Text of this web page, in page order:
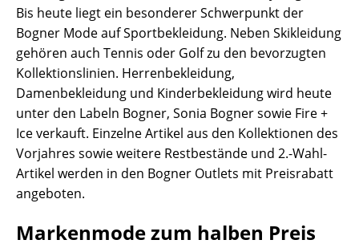
Bis heute liegt ein besonderer Schwerpunkt der
Bogner Mode auf Sportbekleidung. Neben Skikleidung
gehören auch Tennis oder Golf zu den bevorzugten
Kollektionslinien. Herrenbekleidung,
Damenbekleidung und Kinderbekleidung wird heute
unter den Labeln Bogner, Sonia Bogner sowie Fire +
Ice verkauft. Einzelne Artikel aus den Kollektionen des
Vorjahres sowie weitere Restbestände und 2.-Wahl-
Artikel werden in den Bogner Outlets mit Preisrabatt
angeboten.
Markenmode zum halben Preis